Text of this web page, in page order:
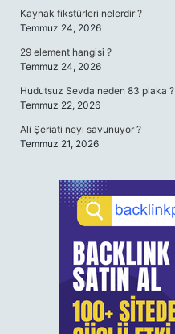
Kaynak fikstürleri nelerdir ?
Temmuz 24, 2026
29 element hangisi ?
Temmuz 24, 2026
Hudutsuz Sevda neden 83 plaka ?
Temmuz 22, 2026
Ali Şeriati neyi savunuyor ?
Temmuz 21, 2026